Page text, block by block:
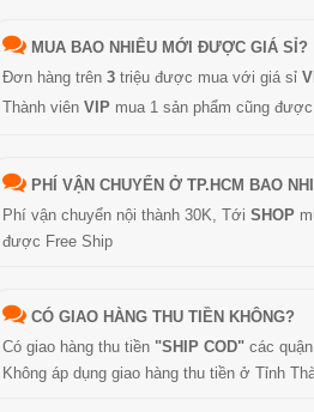
MUA BAO NHIÊU MỚI ĐƯỢC GIÁ SỈ?
Đơn hàng trên 3 triệu được mua với giá sỉ
Thành viên VIP mua 1 sản phẩm cũng
PHÍ VẬN CHUYỂN Ở TP.HCM BAO
Phí vận chuyển nội thành 30K, Tới SHOP
được Free Ship
CÓ GIAO HÀNG THU TIỀN KHÔNG?
Có giao hàng thu tiền "SHIP COD" các
Không áp dụng giao hàng thu tiền ở Tỉnh